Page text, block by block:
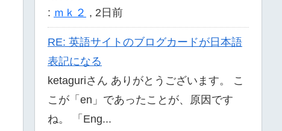
: ｍｋ２ , 2日前
RE: 英語サイトのブログカードが日本語
表記になる
ketaguriさん ありがとうございます。 こ
こが「en」であったことが、原因です
ね。 「Eng...